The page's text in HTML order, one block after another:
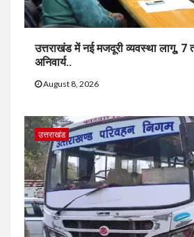
उत्तराखंड में नई मजदूरी व्यवस्था लागू, 7
अनिवार्य..
August 8, 2026
उत्तराखंड